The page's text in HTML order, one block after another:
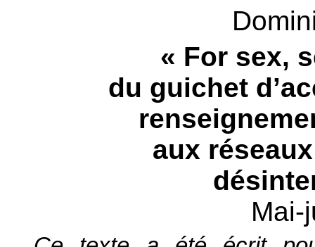
« For sex,
du guichet
aux
Mai-